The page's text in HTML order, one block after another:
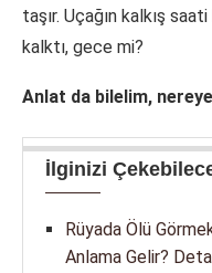
taşır. Uçağın kalkış
kalktı, gece mi?
Anlat da bilelim,
İlginizi
Rüyada Ölü
Anlama Gelir?